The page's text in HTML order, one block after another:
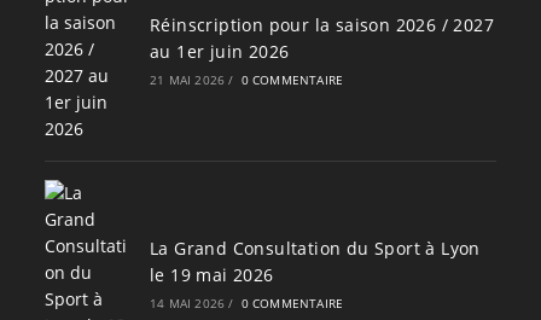
Réinscription pour la saison 2026 / 2027
au 1er juin 2026
21 MAI 2026 / 0 COMMENTAIRE
La Grand Consultation du Sport à Lyon
le 19 mai 2026
14 MAI 2026 / 0 COMMENTAIRE